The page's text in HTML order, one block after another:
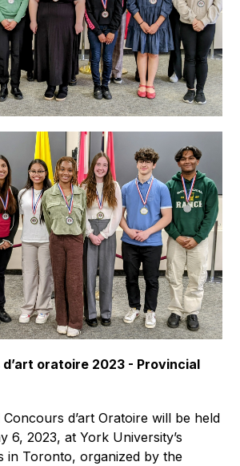
oratoire 2023 - Provincial
d’art Oratoire will be held
6, 2023, at York University’s
in Toronto, organized by the